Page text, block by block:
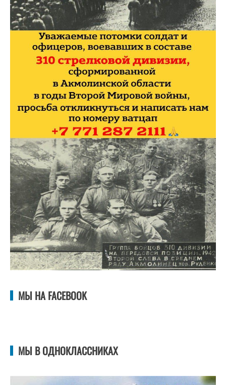
МЫ НА FACEBOOK
МЫ В ОДНОКЛАССНИКАХ